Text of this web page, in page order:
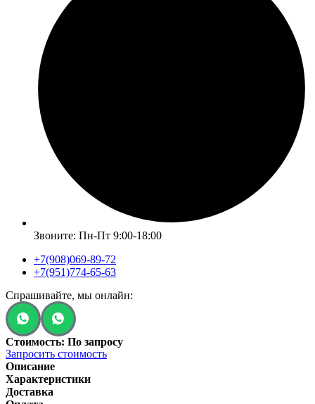
Звоните: Пн-Пт 9:00-18:00
+7(908)069-89-72
+7(951)774-65-63
Спрашивайте, мы онлайн:
Стоимость: По запросу
Запросить стоимость
Описание
Характеристики
Доставка